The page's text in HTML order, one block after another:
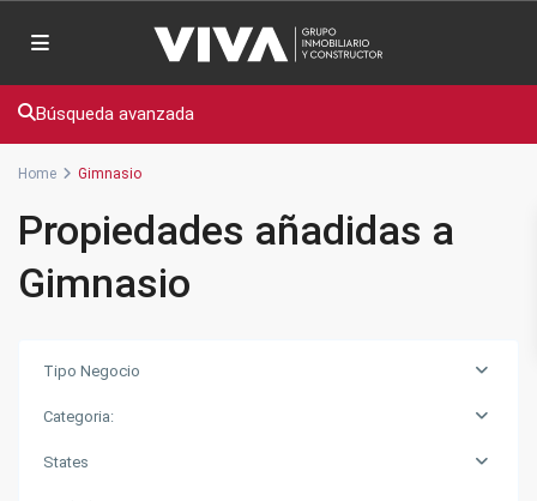
Búsqueda avanzada
Home Gimnasio
Propiedades añadidas a
Gimnasio
Tipo Negocio
Categoria:
States